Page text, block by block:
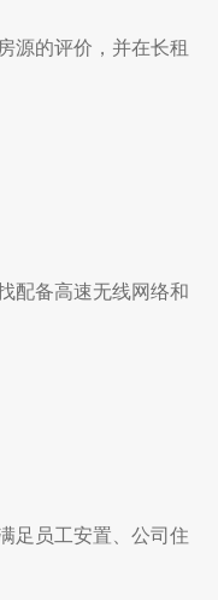
源的评价，并在长租
配备高速无线网络和
足员工安置、公司住